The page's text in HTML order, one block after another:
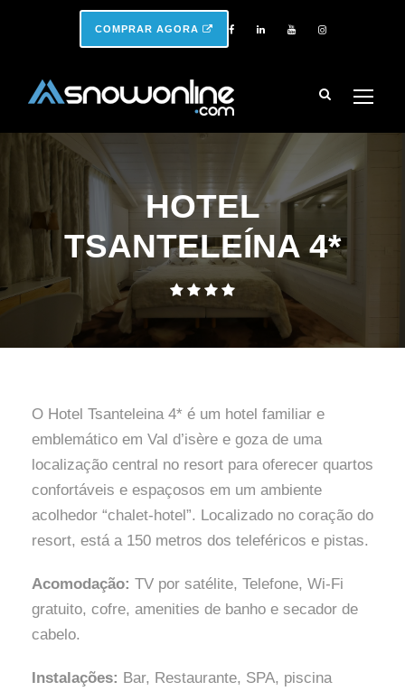
COMPRAR AGORA
HOTEL
TSANTELEÍNA 4*
O Hotel Tsanteleina 4* é um hotel familiar e
emblemático em Val d’isère e goza de uma
localização central no resort para oferecer quartos
confortáveis e espaçosos em um ambiente
acolhedor “chalet-hotel”. Localizado no coração do
resort, está a 150 metros dos teleféricos e pistas.
Acomodação: TV por satélite, Telefone, Wi-Fi
gratuito, cofre, amenities de banho e secador de
cabelo.
Instalações: Bar, Restaurante, SPA, piscina